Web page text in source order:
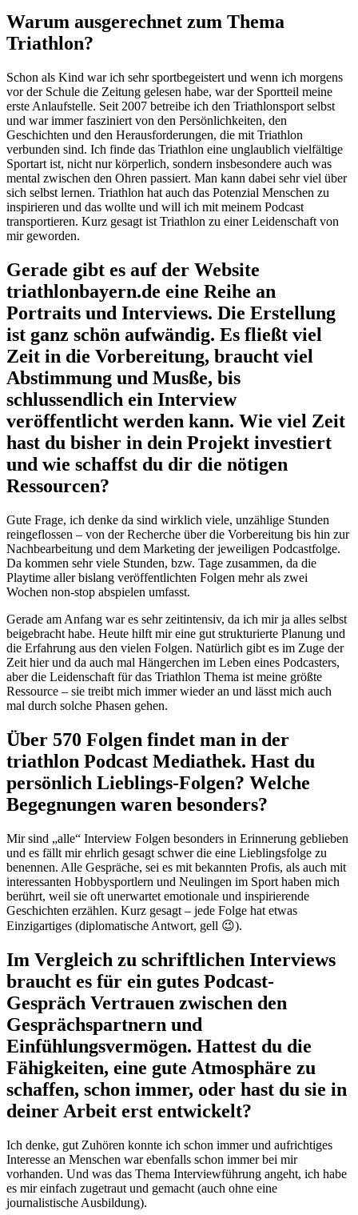
Warum ausgerechnet zum Thema
Triathlon?
Schon als Kind war ich sehr sportbegeistert und wenn ich morgens
vor der Schule die Zeitung gelesen habe, war der Sportteil meine
erste Anlaufstelle. Seit 2007 betreibe ich den Triathlonsport selbst
und war immer fasziniert von den Persönlichkeiten, den
Geschichten und den Herausforderungen, die mit Triathlon
verbunden sind. Ich finde das Triathlon eine unglaublich vielfältige
Sportart ist, nicht nur körperlich, sondern insbesondere auch was
mental zwischen den Ohren passiert. Man kann dabei sehr viel über
sich selbst lernen. Triathlon hat auch das Potenzial Menschen zu
inspirieren und das wollte und will ich mit meinem Podcast
transportieren. Kurz gesagt ist Triathlon zu einer Leidenschaft von
mir geworden.
Gerade gibt es auf der Website
triathlonbayern.de eine Reihe an
Portraits und Interviews. Die Erstellung
ist ganz schön aufwändig. Es fließt viel
Zeit in die Vorbereitung, braucht viel
Abstimmung und Musße, bis
schlussendlich ein Interview
veröffentlicht werden kann. Wie viel Zeit
hast du bisher in dein Projekt investiert
und wie schaffst du dir die nötigen
Ressourcen?
Gute Frage, ich denke da sind wirklich viele, unzählige Stunden
reingeflossen – von der Recherche über die Vorbereitung bis hin zur
Nachbearbeitung und dem Marketing der jeweiligen Podcastfolge.
Da kommen sehr viele Stunden, bzw. Tage zusammen, da die
Playtime aller bislang veröffentlichten Folgen mehr als zwei
Wochen non-stop abspielen umfasst.
Gerade am Anfang war es sehr zeitintensiv, da ich mir ja alles selbst
beigebracht habe. Heute hilft mir eine gut strukturierte Planung und
die Erfahrung aus den vielen Folgen. Natürlich gibt es im Zuge der
Zeit hier und da auch mal Hängerchen im Leben eines Podcasters,
aber die Leidenschaft für das Triathlon Thema ist meine größte
Ressource – sie treibt mich immer wieder an und lässt mich auch
mal durch solche Phasen gehen.
Über 570 Folgen findet man in der
triathlon Podcast Mediathek. Hast du
persönlich Lieblings-Folgen? Welche
Begegnungen waren besonders?
Mir sind „alle“ Interview Folgen besonders in Erinnerung geblieben
und es fällt mir ehrlich gesagt schwer die eine Lieblingsfolge zu
benennen. Alle Gespräche, sei es mit bekannten Profis, als auch mit
interessanten Hobbysportlern und Neulingen im Sport haben mich
berührt, weil sie oft unerwartet emotionale und inspirierende
Geschichten erzählen. Kurz gesagt – jede Folge hat etwas
Einzigartiges (diplomatische Antwort, gell 😉).
Im Vergleich zu schriftlichen Interviews
braucht es für ein gutes Podcast-
Gespräch Vertrauen zwischen den
Gesprächspartnern und
Einfühlungsvermögen. Hattest du die
Fähigkeiten, eine gute Atmosphäre zu
schaffen, schon immer, oder hast du sie in
deiner Arbeit erst entwickelt?
Ich denke, gut Zuhören konnte ich schon immer und aufrichtiges
Interesse an Menschen war ebenfalls schon immer bei mir
vorhanden. Und was das Thema Interviewführung angeht, ich habe
es mir einfach zugetraut und gemacht (auch ohne eine
journalistische Ausbildung).